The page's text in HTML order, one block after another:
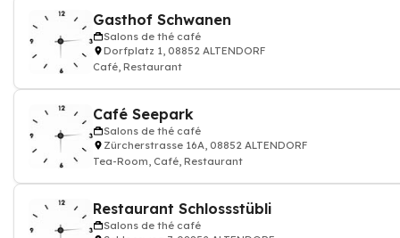
Gasthof Schwanen
Salons de thé café
Dorfplatz 1, 08852 ALTENDORF
Café, Restaurant
Café Seepark
Salons de thé café
Zürcherstrasse 16A, 08852 ALTENDORF
Tea-Room, Café, Restaurant
Restaurant Schlossstübli
Salons de thé café